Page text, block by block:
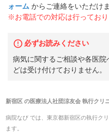
ォーム からご連絡をいただけ
※お電話での対応は行ってお
必ずお読みください
病気に関するご相談や各医
どは受け付けておりません。
新宿区の医療法人社団涼友会 執行クリ
病院なび では、 東京都新宿区の執行ク
ます。